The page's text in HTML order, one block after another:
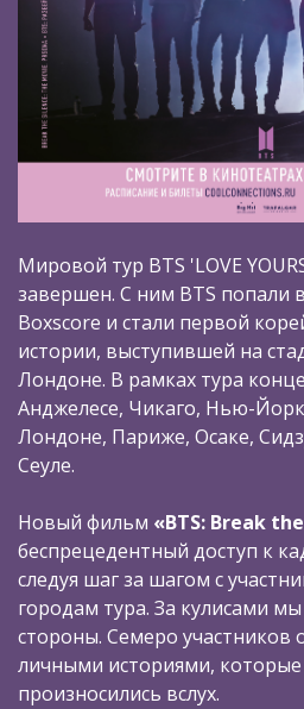
Мировой тур BTS 'LOVE
завершен. С ним BTS попали
Boxscore и стали первой
истории, выступившей на
Лондоне. В рамках тура
Анджелесе, Чикаго, Нью-
Лондоне, Париже, Осаке,
Сеуле.
Новый фильм «BTS: Break
беспрецедентный доступ к
следуя шаг за шагом с
городам тура. За кулисами
стороны. Семеро участников
личными историями, которые
произносились вслух.